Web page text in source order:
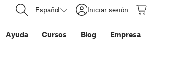
Español Iniciar sesión
Ayuda Cursos Blog Empresa